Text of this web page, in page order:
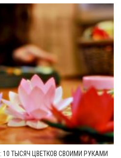
ТЫСЯЧ ЦВЕТКОВ СВОИМИ РУКАМИ